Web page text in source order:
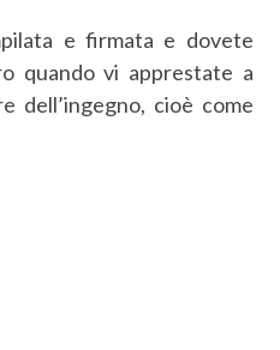
e firmata e dovete
quando vi apprestate a
dell’ingegno, cioè come